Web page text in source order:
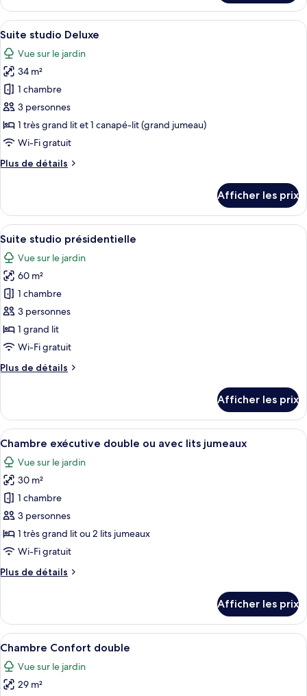
double
ou
avec
lits
jumeaux
Chambre
Deluxe
double
avec
lits
jumeaux
Afficher
toutes
les
photos
pour
ce
type
de
chambre :
Suite
Une chambre d’hôtel moderne
17
Suite studio Deluxe
Vue sur le jardin
34 m²
1 chambre
3 personnes
1 très grand lit et 1 canapé-lit (grand jumeau)
Wi-Fi gratuit
Plus de détails
Plus
Suite
studio
Deluxe
Afficher les prix
Afficher
toutes
les
photos
pour
ce
type
de
chambre :
Suite
Une chambre d’hôtel avec un lit à
12
Suite studio présidentielle
Vue sur le jardin
60 m²
1 chambre
3 personnes
1 grand lit
Wi-Fi gratuit
Plus de détails
Plus
Suite
studio
présidentielle
Afficher les prix
Afficher
toutes
les
photos
pour
ce
type
de
chambre :
Chambre
ou
avec
lits
jumeaux
Une chambre d’hôtel avec un
14
Chambre exécutive double ou avec lits jumeaux
Vue sur le jardin
30 m²
1 chambre
3 personnes
1 très grand lit ou 2 lits jumeaux
Wi-Fi gratuit
Plus de détails
Plus
Chambre
exécutive
double
avec
lits
Afficher les prix
Afficher
toutes
les
photos
Une chambre à coucher moderne
15
Chambre Confort double
Vue sur le jardin
29 m²